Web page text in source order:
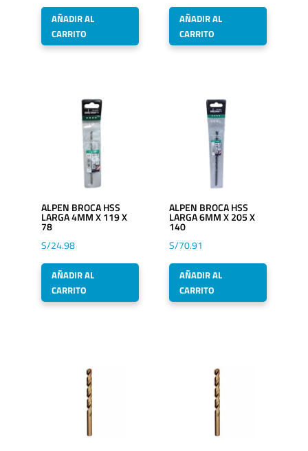
AÑADIR AL
CARRITO
AÑADIR AL
CARRITO
ALPEN BROCA HSS
LARGA 4MM X 119 X
78
S/24.98
AÑADIR AL
CARRITO
ALPEN BROCA HSS
LARGA 6MM X 205 X
140
S/70.91
AÑADIR AL
CARRITO